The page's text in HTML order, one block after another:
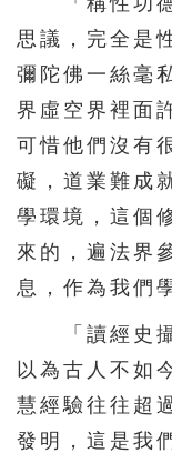
思議，完全是
彌陀佛一絲毫
界虛空界裡面
可惜他們沒有
礙，道業難成
學環境，這個
來的，遍法界
息，作為我們
「讀經史攝
以為古人不如
慧經驗往往超
發明，這是我